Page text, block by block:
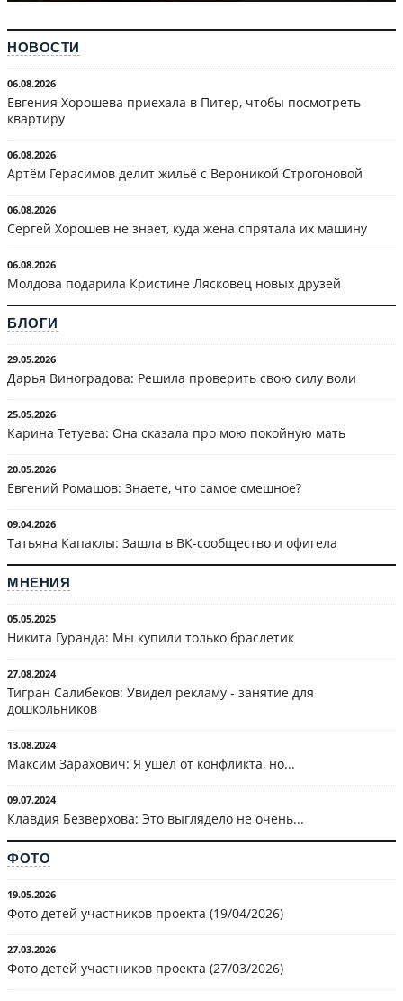
НОВОСТИ
06.08.2026
Евгения Хорошева приехала в Питер, чтобы посмотреть
квартиру
06.08.2026
Артём Герасимов делит жильё с Вероникой Строгоновой
06.08.2026
Сергей Хорошев не знает, куда жена спрятала их машину
06.08.2026
Молдова подарила Кристине Лясковец новых друзей
БЛОГИ
29.05.2026
Дарья Виноградова: Решила проверить свою силу воли
25.05.2026
Карина Тетуева: Она сказала про мою покойную мать
20.05.2026
Евгений Ромашов: Знаете, что самое смешное?
09.04.2026
Татьяна Капаклы: Зашла в ВК-сообщество и офигела
МНЕНИЯ
05.05.2025
Никита Гуранда: Мы купили только браслетик
27.08.2024
Тигран Салибеков: Увидел рекламу - занятие для
дошкольников
13.08.2024
Максим Зарахович: Я ушёл от конфликта, но...
09.07.2024
Клавдия Безверхова: Это выглядело не очень...
ФОТО
19.05.2026
Фото детей участников проекта (19/04/2026)
27.03.2026
Фото детей участников проекта (27/03/2026)